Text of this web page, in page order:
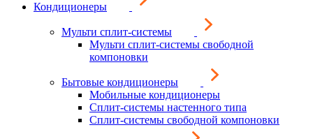
Кондиционеры
Мульти сплит-системы
Мульти сплит-системы свободной
компоновки
Бытовые кондиционеры
Мобильные кондиционеры
Сплит-системы настенного типа
Сплит-системы свободной компоновки